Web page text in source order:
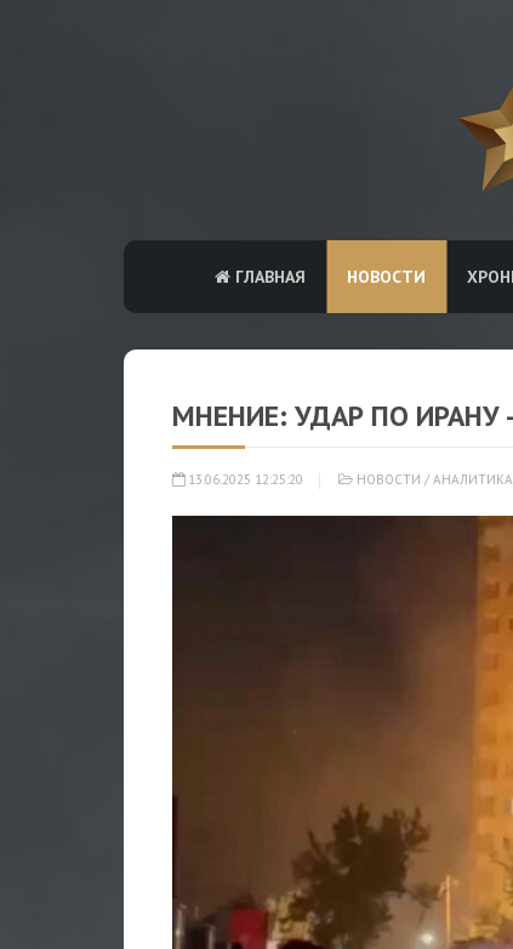
ГЛАВНАЯ НОВОСТИ
МНЕНИЕ: УДАР ПО ИРАНУ
13.06.2025 12:25:20 НОВОСТИ / АНАЛИТИКА